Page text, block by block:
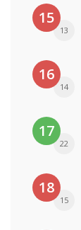
15
13
16
14
17
22
18
15